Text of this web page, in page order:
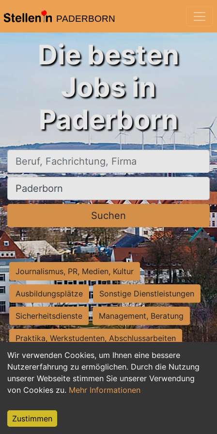
PADERBORN
Wir verwenden Cookies, um Ihnen eine bessere
Nutzererfahrung zu ermöglichen. Durch die Nutzung
unserer Webseite stimmen Sie unserer Verwendung
von Cookies zu. Mehr Informationen
Zustimmen
Die besten
Jobs in
Paderborn
Beruf, Fachrichtung, Firma
Ort, Stadt
Suchen
Journalismus, PR, Medien, Kultur
Ausbildungsplätze Sonstige Dienstleistungen
Sicherheitsdienste Management, Beratung
Praktika, Werkstudenten, Abschlussarbeiten
Personalwesen Assistenz, Sekretariat
Hilfskräfte, Aushilfs- und Nebenjobs
Weiterbildung, Studium, duale Ausbildung